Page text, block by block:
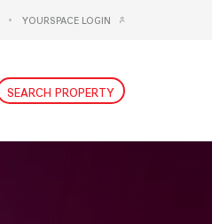
YOURSPACE LOGIN
SEARCH PROPERTY